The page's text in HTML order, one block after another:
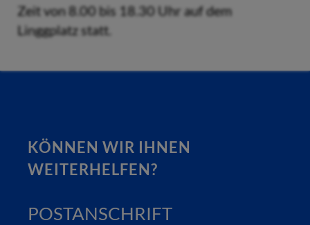
Zeit von 8.00 bis 18.30 Uhr auf dem
Linggplatz statt.
KÖNNEN WIR IHNEN
WEITERHELFEN?
POSTANSCHRIFT